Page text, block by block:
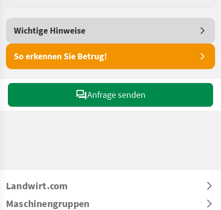
Wichtige Hinweise
So erkennen Sie Betrug!
Anfrage senden
Landwirt.com
Maschinengruppen